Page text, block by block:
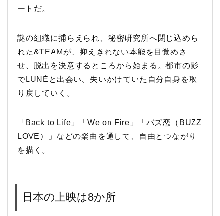
ートだ。
謎の組織に捕らえられ、秘密研究所へ閉じ込めら
れた&TEAMが、抑えきれない本能を目覚めさ
せ、脱出を決意するところから始まる。都市の影
でLUNÉと出会い、失いかけていた自分自身を取
り戻していく。
「Back to Life」「We on Fire」「バズ恋（BUZZ
LOVE）」などの楽曲を通して、自由とつながり
を描く。
日本の上映は8か所